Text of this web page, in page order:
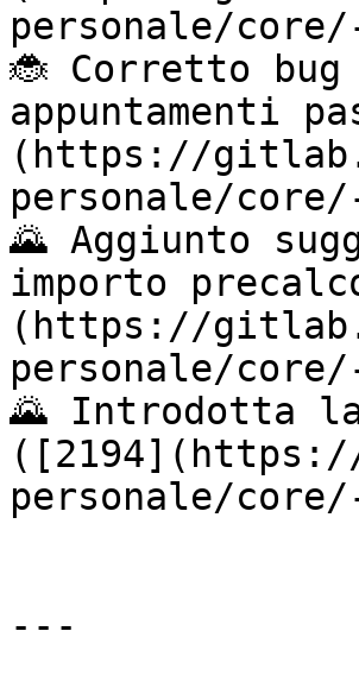
personale/
🐞 Corretto
appuntamenti
(https://
personale/
🌄 Aggiunto
importo
(https://
personale/
🌄 Introdotta
personale/
---